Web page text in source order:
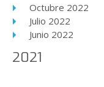
Octubre 2022
Julio 2022
Junio 2022
2021